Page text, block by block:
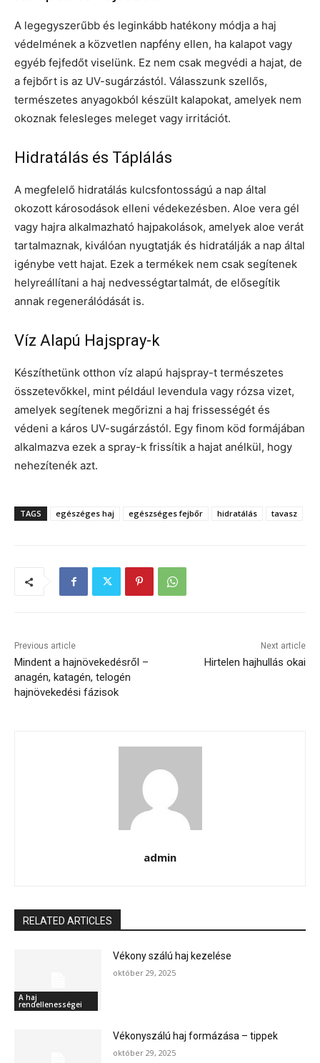
A legegyszerűbb és leginkább hatékony módja a haj
védelmének a közvetlen napfény ellen, ha kalapot vagy
egyéb fejfedőt viselünk. Ez nem csak megvédi a hajat, de
a fejbőrt is az UV-sugárzástól. Válasszunk szellős,
természetes anyagokból készült kalapokat, amelyek nem
okoznak felesleges meleget vagy irritációt.
Hidratálás és Táplálás
A megfelelő hidratálás kulcsfontosságú a nap által
okozott károsodások elleni védekezésben. Aloe vera gél
vagy hajra alkalmazható hajpakolások, amelyek aloe verát
tartalmaznak, kiválóan nyugtatják és hidratálják a nap által
igénybe vett hajat. Ezek a termékek nem csak segítenek
helyreállítani a haj nedvességtartalmát, de elősegítik
annak regenerálódását is.
Víz Alapú Hajspray-k
Készíthetünk otthon víz alapú hajspray-t természetes
összetevőkkel, mint például levendula vagy rózsa vizet,
amelyek segítenek megőrizni a haj frissességét és
védeni a káros UV-sugárzástól. Egy finom köd formájában
alkalmazva ezek a spray-k frissítik a hajat anélkül, hogy
nehezítenék azt.
TAGS egészéges haj egészséges fejbőr hidratálás tavasz
Previous article
Mindent a hajnövekedésről –
anagén, katagén, telogén
hajnövekedési fázisok
Next article
Hirtelen hajhullás okai
admin
RELATED ARTICLES
A haj
rendellenességei
Vékony szálú haj kezelése
október 29, 2025
Vékonyszálú haj formázása – tippek
október 29, 2025